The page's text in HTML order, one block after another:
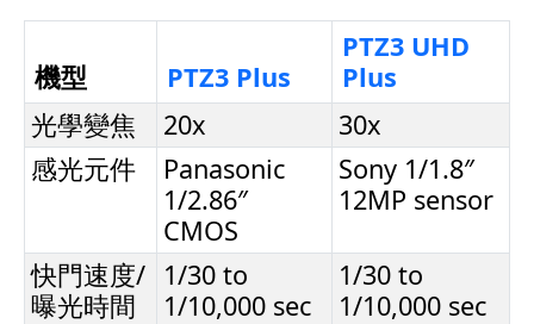
機型 PTZ3 Plus
PTZ3 UHD
Plus
光學變焦
20x
30x
感光元件
Panasonic
1/2.86″
CMOS
Sony 1/1.8″
12MP sensor
快門速度/
曝光時間
1/30 to
1/10,000 sec
1/30 to
1/10,000 sec